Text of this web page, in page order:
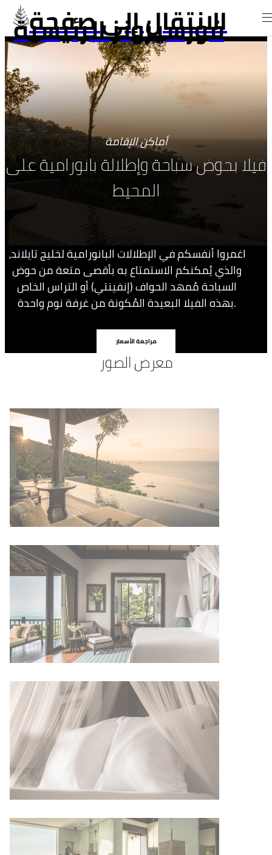
الانتقال إلى صفحة
فورسيزونز الرئيسية
أماكن الإقامة
فيلا بحوض سباحة وإطلالة بانورامية على
المحيط
اغمروا أنفسكم في الإطلالات البانورامية لخليج تايلاند،
والذي يُمكنكم الاستمتاع به بأقصى متعة من حوض
السباحة مُمهد الحواف (إنفينتي) أو التراس الخاص
بهذه الفيلا البعيدة المُكونة من غرفة نوم واحدة.
مراجعة الأسعار
معرض الصور